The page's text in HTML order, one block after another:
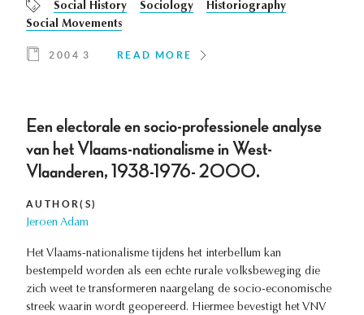
Social History
Sociology
Historiography
Social Movements
2004 3 READ MORE
Een electorale en socio-professionele analyse
van het Vlaams-nationalisme in West-
Vlaanderen, 1938-1976- 2000.
AUTHOR(S)
Jeroen Adam
Het Vlaams-nationalisme tijdens het interbellum kan
bestempeld worden als een echte rurale volksbeweging die
zich weet te transformeren naargelang de socio-economische
streek waarin wordt geopereerd. Hiermee bevestigt het VNV